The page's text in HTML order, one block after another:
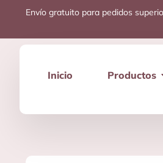
Envío gratuito para pedidos
Inicio Productos